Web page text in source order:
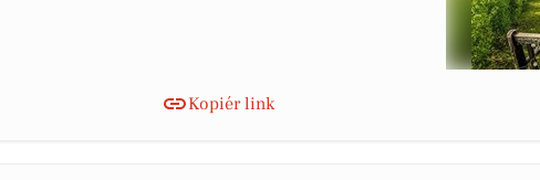
Kopiér link